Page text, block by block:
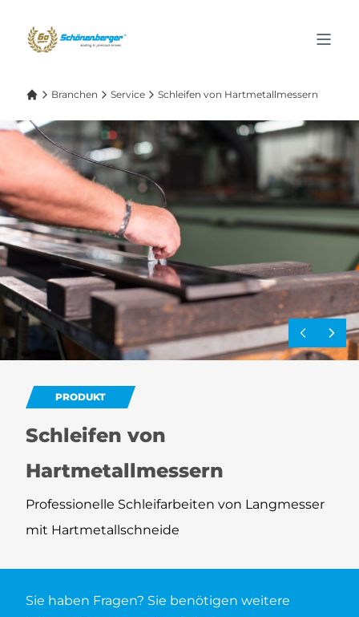
Branchen Service Schleifen von Hartmetallmessern
PRODUKT
Schleifen von
Hartmetallmessern
Professionelle Schleifarbeiten von Langmesser
mit Hartmetallschneide
Sie haben Fragen? Sie benötigen weitere